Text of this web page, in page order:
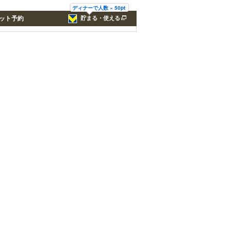
ディナーで人数 × 50pt
貯まる・使える
ト予約